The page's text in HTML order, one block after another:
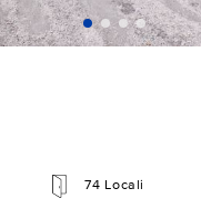
74 Locali